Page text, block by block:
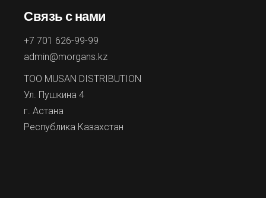
Связь с нами
+7 701 626-99-99
admin@morgans.kz
ТОО MUSAN DISTRIBUTION
Ул. Пушкина 4
г. Астана
Республика Казахстан